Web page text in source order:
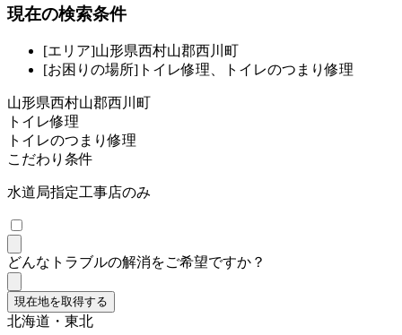
現在の検索条件
[エリア]山形県西村山郡西川町
[お困りの場所]トイレ修理、トイレのつまり修理
山形県西村山郡西川町
トイレ修理
トイレのつまり修理
こだわり条件
水道局指定工事店のみ
どんなトラブルの解消をご希望ですか？
現在地を取得する
北海道・東北